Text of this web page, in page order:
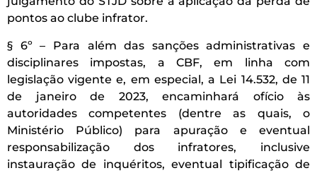
pontos ao clube infrator.
§ 6º – Para além das sanções administrativas e
disciplinares impostas, a CBF, em linha com
legislação vigente e, em especial, a Lei 14.532, de 11
de janeiro de 2023, encaminhará ofício às
autoridades competentes (dentre as quais, o
Ministério Público) para apuração e eventual
responsabilização dos infratores, inclusive
instauração de inquéritos, eventual tipificação de